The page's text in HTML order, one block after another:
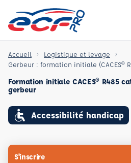
Accueil
Logistique et levage
Gerbeur : formation initiale (CACES®
Formation initiale CACES® R485
gerbeur
Accessibilité handicap
S'inscrire